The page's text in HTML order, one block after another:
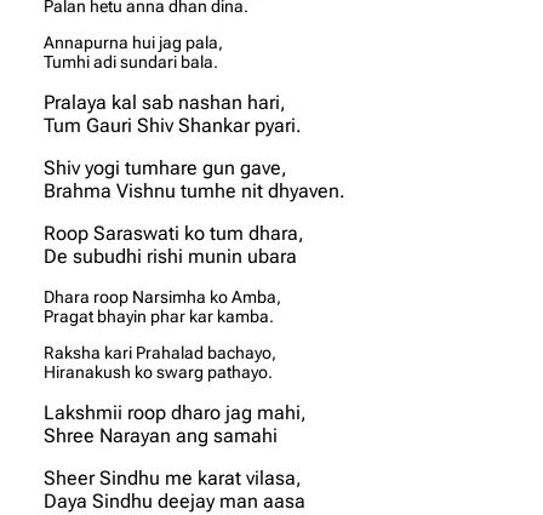
Palan hetu anna dhan dina.
Annapurna hui jag pala,
Tumhi adi sundari bala.
Pralaya kal sab nashan hari,
Tum Gauri Shiv Shankar pyari.
Shiv yogi tumhare gun gave,
Brahma Vishnu tumhe nit dhyaven.
Roop Saraswati ko tum dhara,
De subudhi rishi munin ubara
Dhara roop Narsimha ko Amba,
Pragat bhayin phar kar kamba.
Raksha kari Prahalad bachayo,
Hiranakush ko swarg pathayo.
Lakshmii roop dharo jag mahi,
Shree Narayan ang samahi
Sheer Sindhu me karat vilasa,
Daya Sindhu deejay man aasa